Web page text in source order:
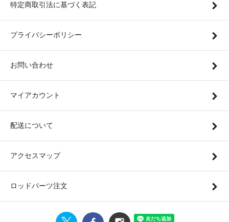
特定商取引法に基づく表記
プライバシーポリシー
お問い合わせ
マイアカウント
配送について
アクセスマップ
ロッドパーツ注文